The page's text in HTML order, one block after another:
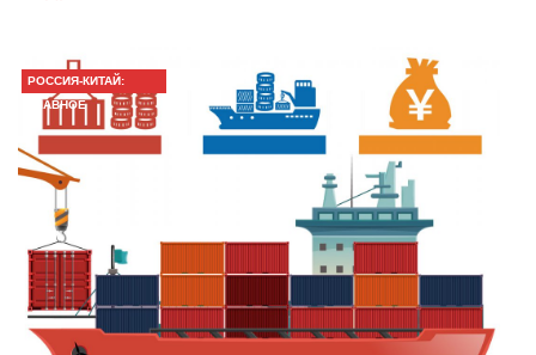
РОССИЯ-КИТАЙ:
ГЛАВНОЕ